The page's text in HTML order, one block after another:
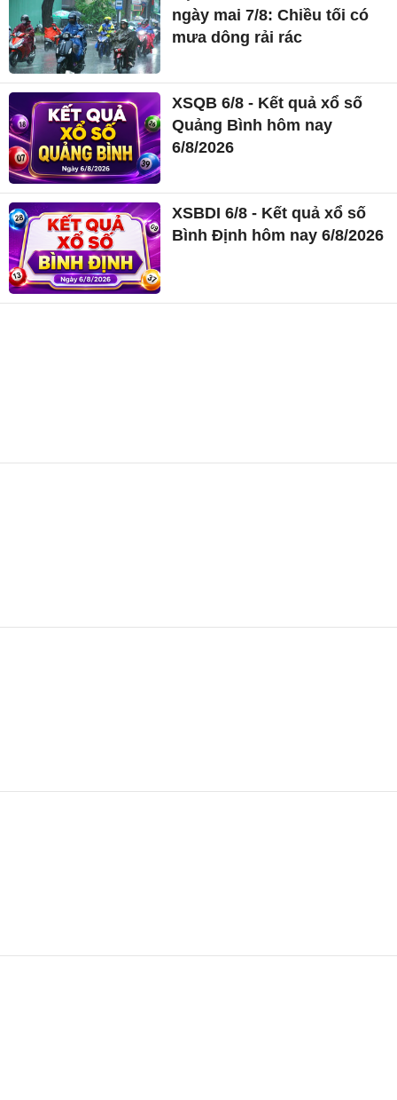
ngày mai 7/8: Chiều tối có
mưa dông rải rác
XSQB 6/8 - Kết quả xổ số
Quảng Bình hôm nay
6/8/2026
XSBDI 6/8 - Kết quả xổ số
Bình Định hôm nay 6/8/2026